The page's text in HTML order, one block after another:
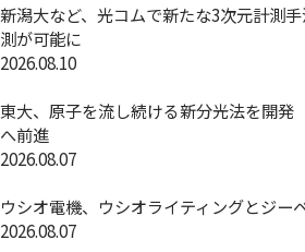
新潟大など、光コムで新たな3次元計測
測が可能に
2026.08.10
東大、原子を流し続ける新分光法を開
へ前進
2026.08.07
ウシオ電機、ウシオライティングとジー
2026.08.07